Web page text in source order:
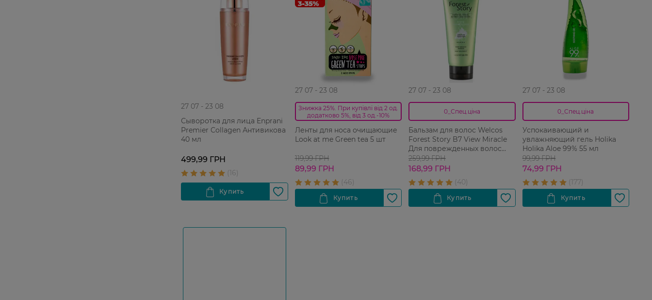
27 07 - 23 08
Сыворотка для лица Enprani
Premier Collagen Антивикова
40 мл
499,99 ГРН
27 07 - 23 08
Знижка 25%. При купівлі від 2 од.
додатково 5%, від 3 од.-10%
Ленты для носа очищающие
Look at me Green tea 5 шт
119,99 ГРН
89,99 ГРН
27 07 - 23 08
0_Спец.ціна
Бальзам для волос Welcos
Forest Story B7 View Miracle
Для поврежденных волос
200 мл
259,99 ГРН
168,99 ГРН
27 07 - 23 08
0_Спец.ціна
Успокаивающий и
увлажняющий гель Holika
Holika Aloe 99% 55 мл
99,99 ГРН
74,99 ГРН